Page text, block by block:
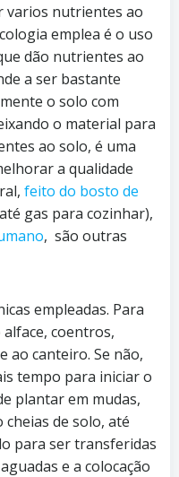
varios nutrientes ao
emplea é o uso
dão nutrientes ao
a ser bastante
o solo com
o material para
ao solo, é uma
a qualidade
feito do bosto de
gas para cozinhar),
, são outras
empleadas. Para
coentros,
ao canteiro. Se não,
tempo para iniciar o
plantar em mudas,
de solo, até
para ser transferidas
e a colocação